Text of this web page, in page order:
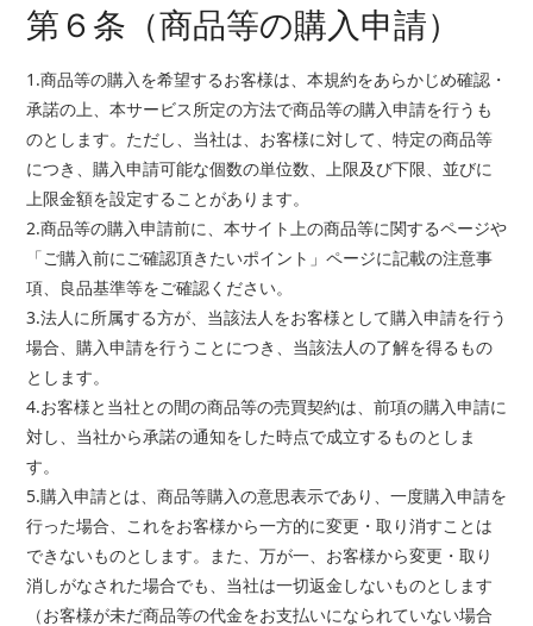
第６条（商品等の購入申請）
1.商品等の購入を希望するお客様は、本規約をあらかじめ確認・
承諾の上、本サービス所定の方法で商品等の購入申請を行うも
のとします。ただし、当社は、お客様に対して、特定の商品等
につき、購入申請可能な個数の単位数、上限及び下限、並びに
上限金額を設定することがあります。
2.商品等の購入申請前に、本サイト上の商品等に関するページや
「ご購入前にご確認頂きたいポイント」ページに記載の注意事
項、良品基準等をご確認ください。
3.法人に所属する方が、当該法人をお客様として購入申請を行う
場合、購入申請を行うことにつき、当該法人の了解を得るもの
とします。
4.お客様と当社との間の商品等の売買契約は、前項の購入申請に
対し、当社から承諾の通知をした時点で成立するものとしま
す。
5.購入申請とは、商品等購入の意思表示であり、一度購入申請を
行った場合、これをお客様から一方的に変更・取り消すことは
できないものとします。また、万が一、お客様から変更・取り
消しがなされた場合でも、当社は一切返金しないものとします
（お客様が未だ商品等の代金をお支払いになられていない場合